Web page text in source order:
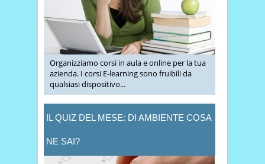
Organizziamo corsi in aula e online per la tua
azienda. I corsi E-learning sono fruibili da
qualsiasi dispositivo...
IL QUIZ DEL MESE: DI AMBIENTE COSA
NE SAI?